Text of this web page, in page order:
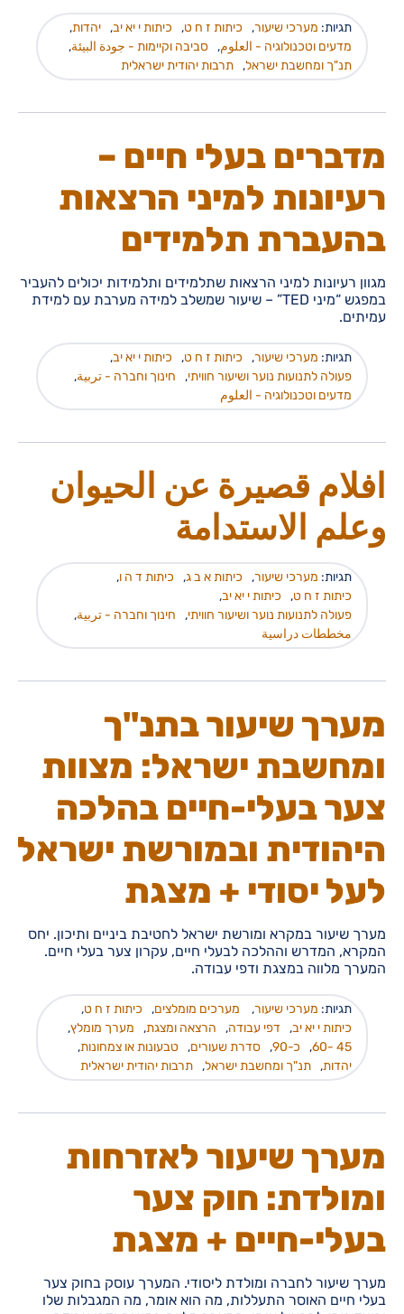
תגיות: מערכי שיעור, כיתות ז ח ט, כיתות י יא יב, יהדות,
מדעים וטכנולוגיה - العلوم, סביבה וקיימות - جودة البيئة,
תנ"ך ומחשבת ישראל, תרבות יהודית ישראלית
מדברים בעלי חיים –
רעיונות למיני הרצאות
בהעברת תלמידים
מגוון רעיונות למיני הרצאות שתלמידים ותלמידות יכולים להעביר
במפגש “מיני TED” – שיעור שמשלב למידה מערבת עם למידת
עמיתים.
תגיות: מערכי שיעור, כיתות ז ח ט, כיתות י יא יב,
פעולה לתנועות נוער ושיעור חוויתי, חינוך וחברה - تربية,
מדעים וטכנולוגיה - العلوم
افلام قصيرة عن الحيوان
وعلم الاستدامة
תגיות: מערכי שיעור, כיתות א ב ג, כיתות ד ה ו,
כיתות ז ח ט, כיתות י יא יב,
פעולה לתנועות נוער ושיעור חוויתי, חינוך וחברה - تربية,
مخططات دراسية
מערך שיעור בתנ"ך
ומחשבת ישראל: מצוות
צער בעלי-חיים בהלכה
היהודית ובמורשת ישראל
לעל יסודי + מצגת
מערך שיעור במקרא ומורשת ישראל לחטיבת ביניים ותיכון. יחס
המקרא, המדרש וההלכה לבעלי חיים, עקרון צער בעלי חיים.
המערך מלווה במצגת ודפי עבודה.
תגיות: מערכי שיעור, מערכים מומלצים, כיתות ז ח ט,
כיתות י יא יב, דפי עבודה, הרצאה ומצגת, מערך מומלץ,
45 -60
, כ-90 , סדרת שעורים, טבעונות או צמחונות,
יהדות, תנ"ך ומחשבת ישראל, תרבות יהודית ישראלית
מערך שיעור לאזרחות
ומולדת: חוק צער
בעלי-חיים + מצגת
מערך שיעור לחברה ומולדת ליסודי. המערך עוסק בחוק צער
בעלי חיים האוסר התעללות, מה הוא אומר, מה המגבלות שלו